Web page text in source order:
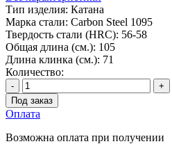
Тип изделия: Катана
Марка стали: Carbon Steel 1095
Твердость стали (HRC): 56-58
Общая длина (см.): 105
Длина клинка (см.): 71
Количество:
-
+
Под заказ
Оплата
Возможна оплата при получении